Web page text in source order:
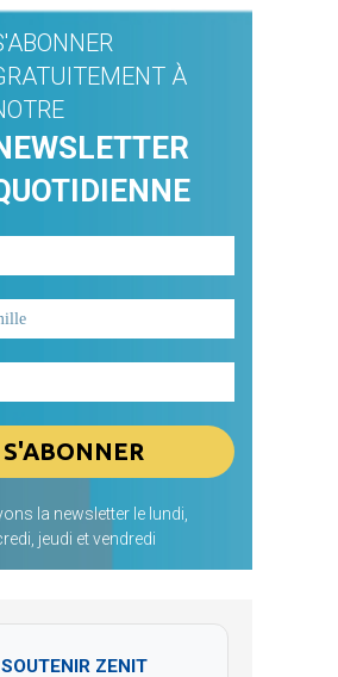
À
la newsletter le lundi,
jeudi et vendredi
SOUTENIR ZENIT